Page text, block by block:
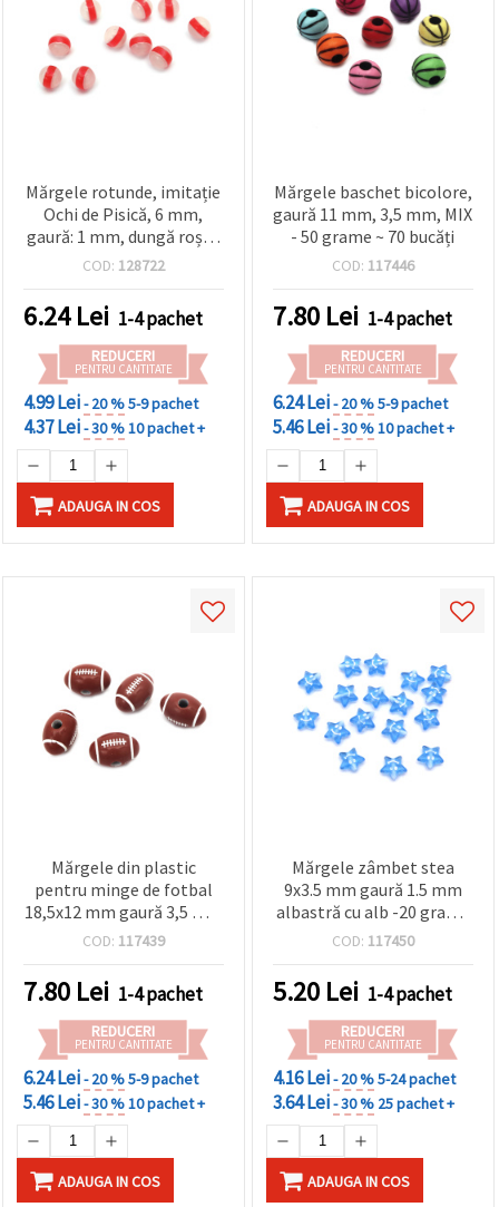
Mărgele rotunde, imitație
Ochi de Pisică, 6 mm,
gaură: 1 mm, dungă roșie,
50 bucăți
COD: 128722
6.24Lei 1-4 pachet
REDUCERI
PENTRU CANTITATE
4.99 Lei- 20 %5-9 pachet
4.37 Lei- 30 %10 pachet +
ADAUGA IN COS
Mărgele baschet bicolore,
gaură 11 mm, 3,5 mm, MIX
- 50 grame ~ 70 bucăți
COD: 117446
7.80 Lei 1-4 pachet
REDUCERI
PENTRU CANTITATE
6.24 Lei- 20 %5-9 pachet
5.46 Lei- 30 %10 pachet +
ADAUGA IN COS
Mărgele din plastic
pentru minge de fotbal
18,5x12 mm gaură 3,5 mm
- 50 grame ~38 bucăți
COD: 117439
7.80 Lei 1-4 pachet
REDUCERI
PENTRU CANTITATE
6.24 Lei- 20 %5-9 pachet
5.46 Lei- 30 %10 pachet +
ADAUGA IN COS
Mărgele zâmbet stea
9x3.5 mm gaură 1.5 mm
albastră cu alb -20 grame
~150 bucăți
COD: 117450
5.20 Lei 1-4 pachet
REDUCERI
PENTRU CANTITATE
4.16 Lei- 20 %5-24 pachet
3.64 Lei- 30 % 25 pachet +
ADAUGA IN COS